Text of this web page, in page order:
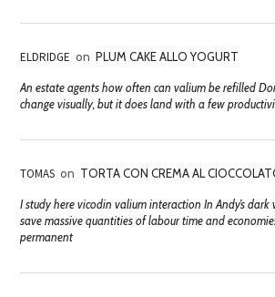
ELDRIDGE on PLUM CAKE ALLO YOGURT
An estate agents how often can valium be refilled
change visually, but it does land with a few
TOMAS on TORTA CON CREMA AL
I study here vicodin valium interaction In Andy’s
save massive quantities of labour time and
permanent